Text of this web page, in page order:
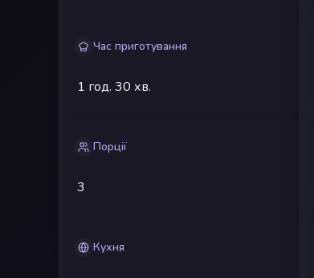
Час приготування
1 год. 30 хв.
Порції
3
Кухня